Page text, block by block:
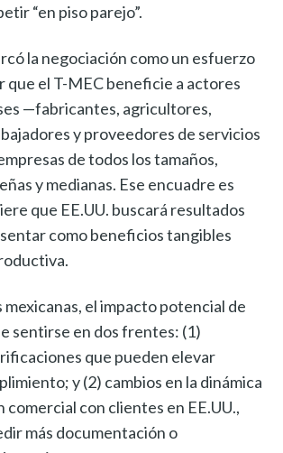
“en piso parejo”.
la negociación como un esfuerzo
que el T-MEC beneficie a actores
—fabricantes, agricultores,
y proveedores de servicios
de todos los tamaños,
y medianas. Ese encuadre es
que EE.UU. buscará resultados
como beneficios tangibles
mexicanas, el impacto potencial de
sentirse en dos frentes: (1)
que pueden elevar
y (2) cambios en la dinámica
comercial con clientes en EE.UU.,
más documentación o